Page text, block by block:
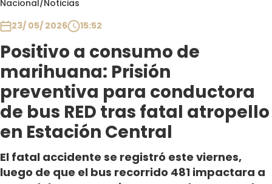
Nacional/Noticias
23/ 05/ 2026
15:52
Positivo a consumo de
marihuana: Prisión
preventiva para conductora
de bus RED tras fatal atropello
en Estación Central
El fatal accidente se registró este viernes,
luego de que el bus recorrido 481 impactara a
Club De La Comedia
Contigo en Directo
Plan Perfecto
El Tiempo
Sabingo
Todos Los Programas